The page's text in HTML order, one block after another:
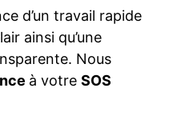
d’un travail rapide
ainsi qu’une
Nous
à votre SOS